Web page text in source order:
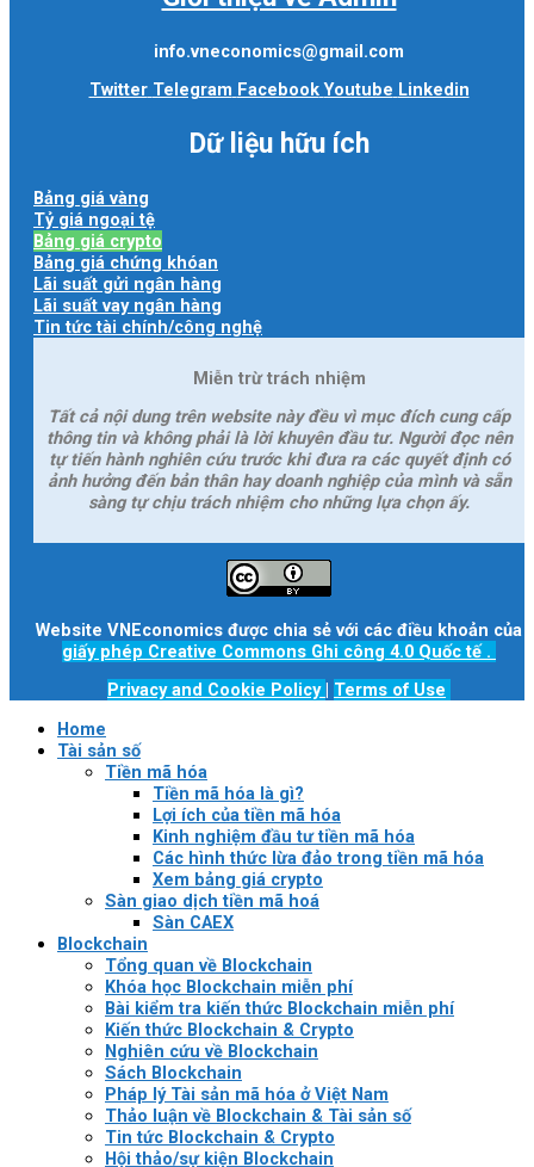
info.vneconomics@gmail.com
Twitter Telegram Facebook Youtube Linkedin
Dữ liệu hữu ích
Bảng giá vàng
Tỷ giá ngoại tệ
Bảng giá crypto
Bảng giá chứng khóan
Lãi suất gửi ngân hàng
Lãi suất vay ngân hàng
Tin tức tài chính/công nghệ
Miễn trừ trách nhiệm
Tất cả nội dung trên website này đều vì mục đích cung cấp
thông tin và không phải là lời khuyên đầu tư. Người đọc nên
tự tiến hành nghiên cứu trước khi đưa ra các quyết định có
ảnh hưởng đến bản thân hay doanh nghiệp của mình và sẵn
sàng tự chịu trách nhiệm cho những lựa chọn ấy.
Website VNEconomics được chia sẻ với các điều khoản của
giấy phép Creative Commons Ghi công 4.0 Quốc tế .
Privacy and Cookie Policy
Terms of Use
Home
Tài sản số
Tiền mã hóa
Tiền mã hóa là gì?
Lợi ích của tiền mã hóa
Kinh nghiệm đầu tư tiền mã hóa
Các hình thức lừa đảo trong tiền mã hóa
Xem bảng giá crypto
Sàn giao dịch tiền mã hoá
Sàn CAEX
Blockchain
Tổng quan về Blockchain
Khóa học Blockchain miễn phí
Bài kiểm tra kiến thức Blockchain miễn phí
Kiến thức Blockchain & Crypto
Nghiên cứu về Blockchain
Sách Blockchain
Pháp lý Tài sản mã hóa ở Việt Nam
Thảo luận về Blockchain & Tài sản số
Tin tức Blockchain & Crypto
Hội thảo/sự kiện Blockchain